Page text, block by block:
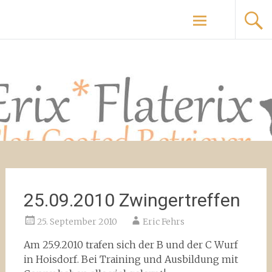
springen
Flaterix & Erix Flat Coated Retriever
25.09.2010 Zwingertreffen
25. September 2010 Eric Fehrs
Am 25.9.2010 trafen sich der B und der C Wurf
in Hoisdorf. Bei Training und Ausbildung mit